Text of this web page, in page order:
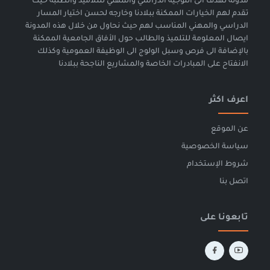
تقدم لهم الخيارات الممكنة ببلادنا وخارجه لحسن اختيار المسار
الدراسي والمهني المناسب لهم حيث نحاول من خلال هذه المدونة
ايصال المعلومة للتلميذ والطالب حول الأفاق الجامعية الممكنة
بالإضافة الى فرص وسبل الولوج الى الوظيفة العمومية وكذلك
الانفتاح على المبادرات الخاصة والمشاريع الناجحة ببلادنا
اعرف اكثر
عن الموقع
سياسة الخصوصية
شروط الإستخدام
اتصل بنا
تابعونا على